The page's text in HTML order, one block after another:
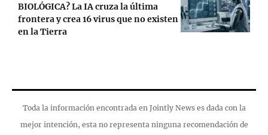
BIOLÓGICA? La IA cruza la última
frontera y crea 16 virus que no existen
en la Tierra
Toda la información encontrada en Jointly News es dada con la
mejor intención, esta no representa ninguna recomendación de